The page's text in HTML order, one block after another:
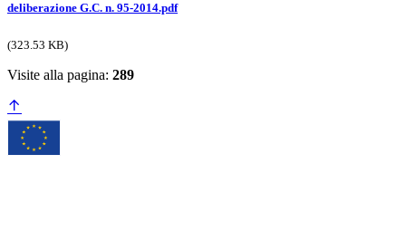
deliberazione G.C. n. 95-2014.pdf
(323.53 KB)
Visite alla pagina: 289